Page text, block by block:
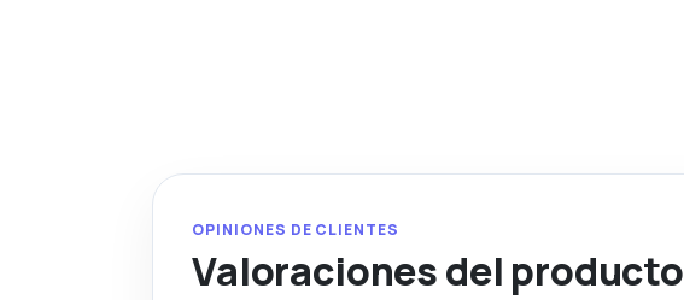
OPINIONES DE CLIENTES
Valoraciones del producto